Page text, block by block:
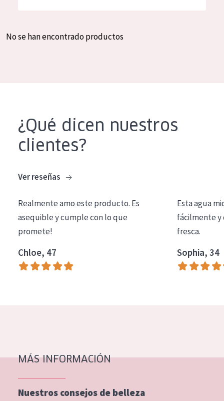
Crema de día
Crema de noche
Limpieza
COLECCIÓN
Essentials
Lift+
Piel normal y seca
Piel mixata o grasa
Piel madura
Spanish
No se han encontrado productos
¿Qué dicen nuestros
clientes?
Ver reseñas
Realmente amo este producto. Es
asequible y cumple con lo que
promete!
Chloe, 47
Esta agua
fácilmente y
fresca.
Sophia, 34
MÁS INFORMACIÓN
Nuestros consejos de belleza